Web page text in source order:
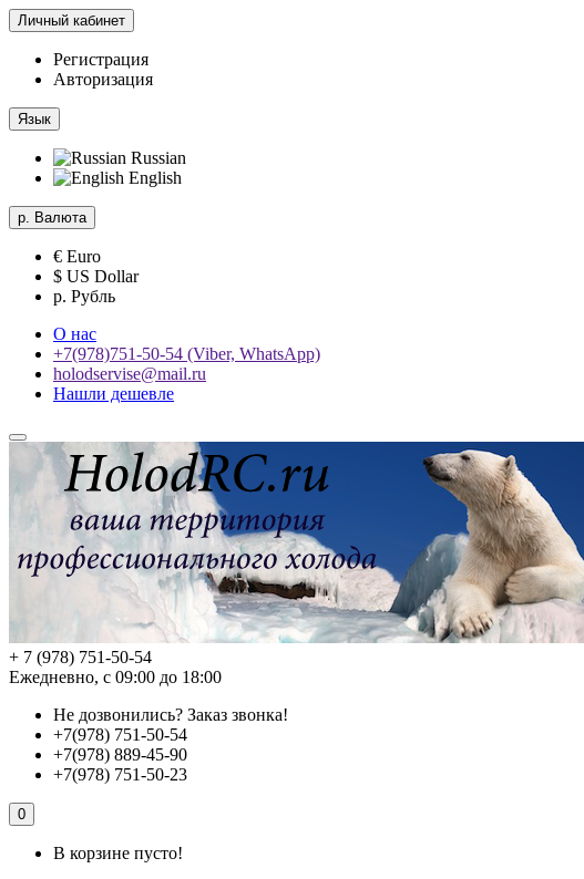
Личный кабинет
Регистрация
Авторизация
Язык
Russian
English
р. Валюта
€ Euro
$ US Dollar
р. Рубль
О нас
+7(978)751-50-54 (Viber, WhatsApp)
holodservise@mail.ru
Нашли дешевле
+ 7 (978) 751-50-54
Ежедневно, с 09:00 до 18:00
Не дозвонились? Заказ звонка!
+7(978) 751-50-54
+7(978) 889-45-90
+7(978) 751-50-23
0
В корзине пусто!